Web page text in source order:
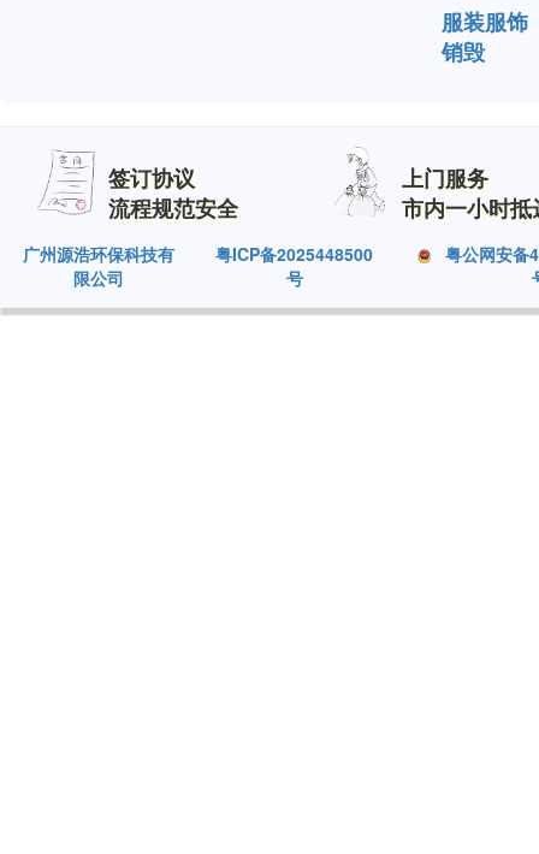
服装服饰
销毁
签订协议
流程规范安全
上门服务
市内一小时抵
广州源浩环保科技有
限公司
粤ICP备2025448500
号
粤公网安备